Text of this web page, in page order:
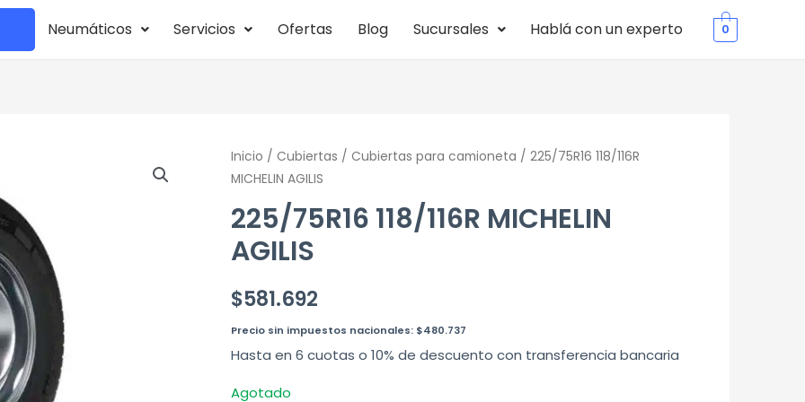
Neumáticos Servicios Ofertas Blog Sucursales Hablá con un experto 0
Inicio / Cubiertas / Cubiertas para camioneta / 225/75R16 118/116R
MICHELIN AGILIS
225/75R16 118/116R MICHELIN
AGILIS
$581.692
Precio sin impuestos nacionales: $480.737
Hasta en 6 cuotas o 10% de descuento con transferencia bancaria
Agotado